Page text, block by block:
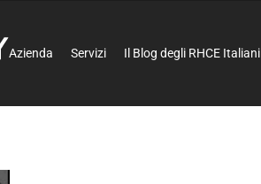
Azienda Servizi Il Blog degli RHCE Italiani